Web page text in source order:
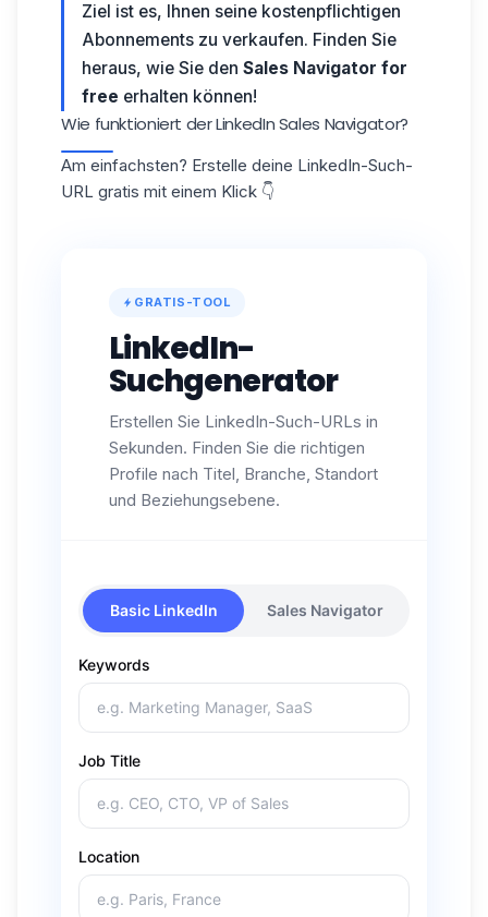
Ziel ist es, Ihnen seine kostenpflichtigen
Abonnements zu verkaufen. Finden Sie
heraus, wie Sie den Sales Navigator for
free erhalten können!
Wie funktioniert der LinkedIn Sales Navigator?
Am einfachsten? Erstelle deine LinkedIn-Such-
URL gratis mit einem Klick 👇
GRATIS-TOOL
LinkedIn-
Suchgenerator
Erstellen Sie LinkedIn-Such-URLs in
Sekunden. Finden Sie die richtigen
Profile nach Titel, Branche, Standort
und Beziehungsebene.